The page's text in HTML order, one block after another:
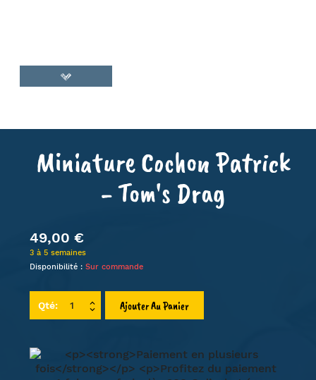
Miniature Cochon Patrick
- Tom's Drag
49,00 €
3 à 5 semaines
Disponibilité : Sur commande
Qté: Ajouter Au Panier